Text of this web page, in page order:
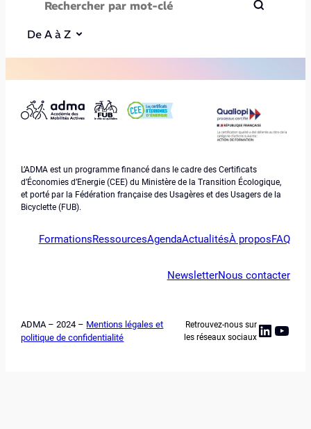
De A à Z
L’ADMA est un programme financé dans le cadre des Certificats
d’Économies d’Energie (CEE) du Ministère de la Transition Écologique,
et porté par la Fédération française des Usagères et des Usagers de la
Bicyclette (FUB).
FormationsRessourcesAgendaActualitésÀ proposFAQ
NewsletterNous contacter
ADMA – 2024 – Mentions légales et
politique de confidentialité
Retrouvez-nous sur
les réseaux sociaux